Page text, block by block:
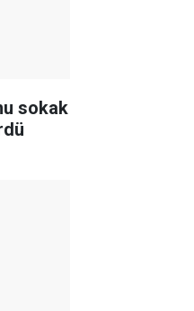
sokak